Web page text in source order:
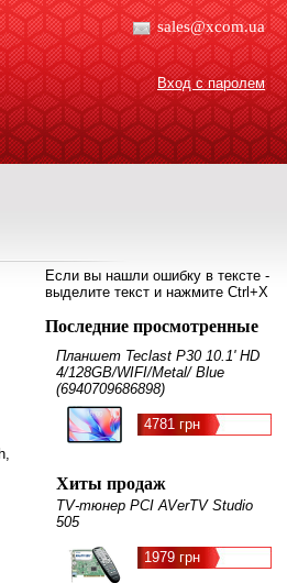
sales@xcom.ua
Вход с паролем
Если вы нашли ошибку в тексте -
выделите текст и нажмите Ctrl+X
Последние просмотренные
Планшет Teclast P30 10.1' HD
4/128GB/WIFI/Metal/ Blue
(6940709686898)
4781 грн
Хиты продаж
TV-тюнер PCI AVerTV Studio
505
1979 грн